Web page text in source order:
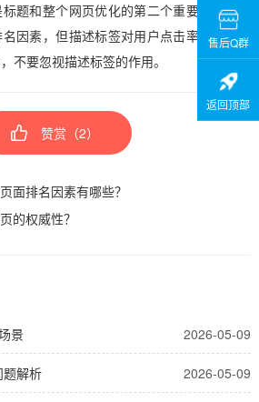
和整个网页优化的第二个重要部分，尽
因素，但描述标签对用户点击率有一定影
不要忽视描述标签的作用。
赞赏（2）
面排名因素有哪些？
的权威性？
景 2026-05-09
题解析 2026-05-09
售后Q群
返回顶部